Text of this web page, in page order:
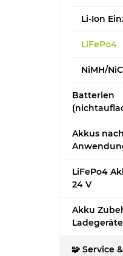
Li-Ion
LiFePo4
NiMH/
Batterien
Akkus nach
LiFePo4
24 V
Akku
Ladegeräte
🧩 Service &